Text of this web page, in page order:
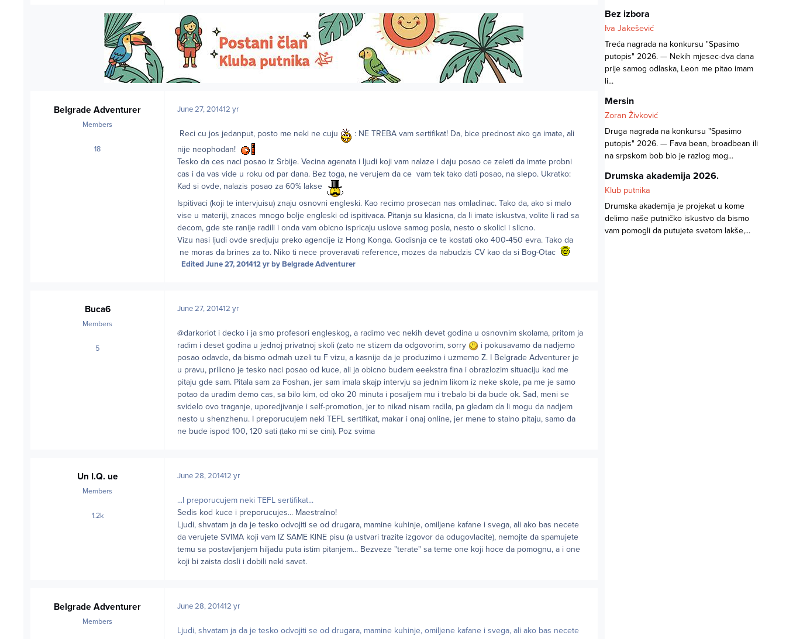
Belgrade Adventurer
Members
18posts
June 27, 201412 yr
Reci cu jos jedanput, posto me neki ne cuju
: NE TREBA vam sertifikat! Da, bice prednost ako ga imate, ali
nije neophodan!
Tesko da ces naci posao iz Srbije. Vecina agenata i ljudi koji vam nalaze i daju posao ce zeleti da imate probni
cas i da vas vide u roku od par dana. Bez toga, ne verujem da ce vam tek tako dati posao, na slepo. Ukratko:
Kad si ovde, nalazis posao za 60% lakse
Ispitivaci (koji te intervjuisu) znaju osnovni engleski. Kao recimo prosecan nas omladinac. Tako da, ako si malo
vise u materiji, znaces mnogo bolje engleski od ispitivaca. Pitanja su klasicna, da li imate iskustva, volite li rad sa
decom, gde ste ranije radili i onda vam obicno ispricaju uslove samog posla, nesto o skolici i slicno.
Vizu nasi ljudi ovde sredjuju preko agencije iz Hong Konga. Godisnja ce te kostati oko 400-450 evra. Tako da
ne moras da brines za to. Niko ti nece proveravati reference, mozes da nabudzis CV kao da si Bog-Otac
Edited June 27, 201412 yrby Belgrade Adventurer
Buca6
Members
5posts
June 27, 201412 yr
@darkoriot i decko i ja smo profesori engleskog, a radimo vec nekih devet godina u osnovnim skolama, pritom ja
radim i deset godina u jednoj privatnoj skoli (zato ne stizem da odgovorim, sorry
i pokusavamo da nadjemo
posao odavde, da bismo odmah uzeli tu F vizu, a kasnije da je produzimo i uzmemo Z. I Belgrade Adventurer je
u pravu, prilicno je tesko naci posao od kuce, ali ja obicno budem eeekstra fina i obrazlozim situaciju kad me
pitaju gde sam. Pitala sam za Foshan, jer sam imala skajp intervju sa jednim likom iz neke skole, pa me je samo
potao da uradim demo cas, sa bilo kim, od oko 20 minuta i posaljem mu i trebalo bi da bude ok. Sad, meni se
svidelo ovo traganje, uporedjivanje i self-promotion, jer to nikad nisam radila, pa gledam da li mogu da nadjem
nesto u shenzhenu. I preporucujem neki TEFL sertifikat, makar i onaj online, jer mene to stalno pitaju, samo da
ne bude ispod 100, 120 sati (tako mi se cini). Poz svima
Un I.Q. ue
Members
1.2kposts
June 28, 201412 yr
...I preporucujem neki TEFL sertifikat...
Sedis kod kuce i preporucujes... Maestralno!
Ljudi, shvatam ja da je tesko odvojiti se od drugara, mamine kuhinje, omiljene kafane i svega, ali ako bas necete
da verujete SVIMA koji vam IZ SAME KINE pisu (a ustvari trazite izgovor da odugovlacite), nemojte da spamujete
temu sa postavljanjem hiljadu puta istim pitanjem... Bezveze "terate" sa teme one koji hoce da pomognu, a i one
koji bi zaista dosli i dobili neki savet.
Belgrade Adventurer
Members
June 28, 201412 yr
Ljudi, shvatam ja da je tesko odvojiti se od drugara, mamine kuhinje, omiljene kafane i svega, ali ako bas necete
Bez izbora
Iva Jakešević
Treća nagrada na konkursu "Spasimo
putopis" 2026. — Nekih mjesec-dva dana
prije samog odlaska, Leon me pitao imam
li...
Mersin
Zoran Živković
Druga nagrada na konkursu "Spasimo
putopis" 2026. — Fava bean, broadbean ili
na srpskom bob bio je razlog mog...
Drumska akademija 2026.
Klub putnika
Drumska akademija je projekat u kome
delimo naše putničko iskustvo da bismo
vam pomogli da putujete svetom lakše,...